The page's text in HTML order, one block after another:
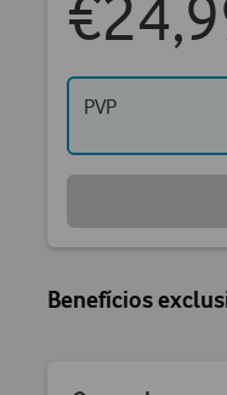
PVP
Benefícios